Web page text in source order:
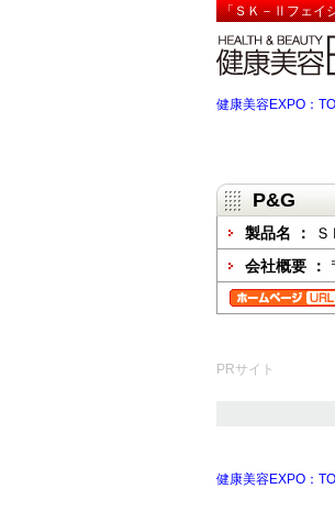
「ＳＫ－Ⅱフェイ
健康美容EXPO：
P&G
製品名 ：
会社概要 ：
PRサイト
健康美容EXPO：